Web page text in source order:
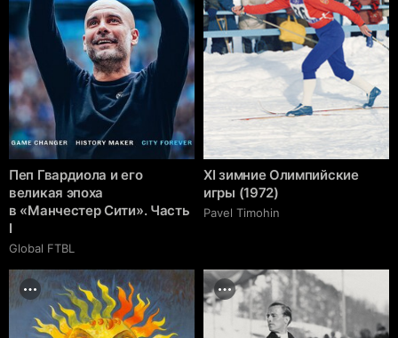
Пеп Гвардиола и его
великая эпоха
в «Манчестер Сити». Часть
I
Global FTBL
XI зимние Олимпийские
игры (1972)
Pavel Timohin